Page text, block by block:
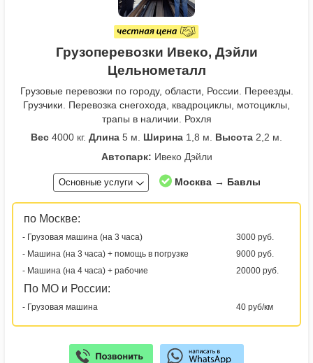
Грузоперевозки Ивеко, Дэйли
Цельнометалл
Грузовые перевозки по городу, области, России. Переезды.
Грузчики. Перевозка снегохода, квадроциклы, мотоциклы,
трапы в наличии. Рохля
Вес 4000 кг. Длина 5 м. Ширина 1,8 м. Высота 2,2 м.
Автопарк: Ивеко Дэйли
Основные услуги Москва → Бавлы
по Москве:
- Грузовая машина (на 3 часа)
3000 руб.
- Машина (на 3 часа) + помощь в погрузке
9000 руб.
- Машина (на 4 часа) + рабочие
20000 руб.
По МО и России:
- Грузовая машина 40 руб/км